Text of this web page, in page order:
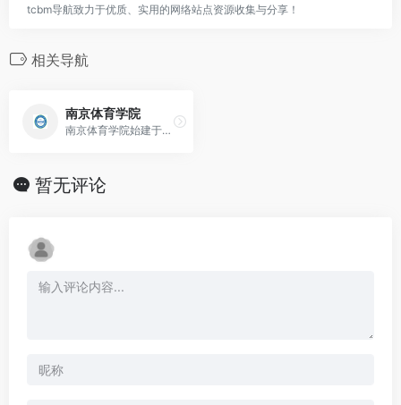
tcbm导航致力于优质、实用的网络站点资源收集与分享！
相关导航
南京体育学院
南京体育学院始建于一九五六年，地处十朝古都南京东郊风景区紫金山南麓，坐落于原远东地区大的体育场——民国中央体育场旧址，占地六百余亩，与名胜中山陵、灵谷寺毗邻，环
暂无评论